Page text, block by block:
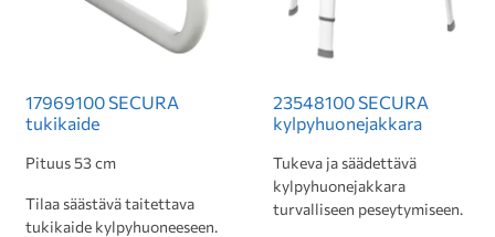
17969100 SECURA
tukikaide
Pituus 53 cm
Tilaa säästävä taitettava
tukikaide kylpyhuoneeseen.
23548100 SECURA
kylpyhuonejakkara
Tukeva ja säädettävä
kylpyhuonejakkara
turvalliseen peseytymiseen.